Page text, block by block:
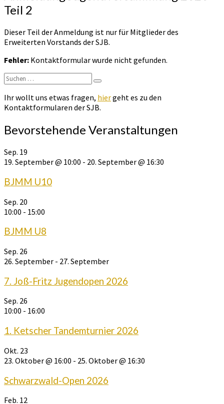
Jugendversammlung
2020
2
Teil 2
Dieser Teil der Anmeldung ist nur für Mitglieder des
Erweiterten Vorstands der SJB.
Fehler: Kontaktformular wurde nicht gefunden.
Suchen
nach:
Suchen
Ihr wollt uns etwas fragen, hiergeht es zu den
Kontaktformularen der SJB.
Bevorstehende Veranstaltungen
Sep. 19
19. September @ 10:00 - 20. September @ 16:30
BJMM U10
Sep. 20
10:00 - 15:00
BJMM U8
Sep. 26
26. September - 27. September
7. Joß-Fritz Jugendopen 2026
Sep. 26
10:00 - 16:00
1. Ketscher Tandemturnier 2026
Okt. 23
23. Oktober @ 16:00 - 25. Oktober @ 16:30
Schwarzwald-Open 2026
Feb. 12